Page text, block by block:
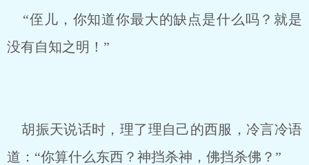
“侄儿，你知道你最大的缺点是什么吗？就是
没有自知之明！”
胡振天说话时，理了理自己的西服，冷言冷语
道：“你算什么东西？神挡杀神，佛挡杀佛？”